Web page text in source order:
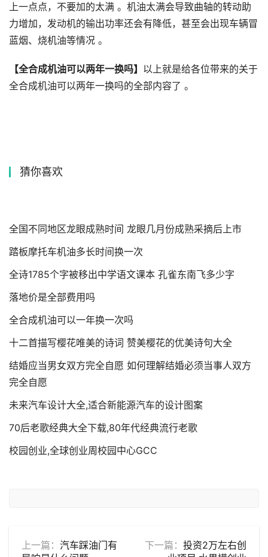
上一点点，不要加的太满 。机油太满会导致曲轴的转动助
力增加，发动机的输出功率还会有降低，甚至会出现车辆冒
蓝烟、烧机油等情况 。
【全合成机油可以两年一换吗】 以上就是给各位带来的关于
全合成机油可以两年一换吗的全部内容了 。
猜你喜欢
全国不同地区龙眼成熟时间 龙眼几月份成熟采摘后上市
踏板摩托车机油多长时间换一次
全诗1785个字被移出中学语文课本 孔雀东南飞多少字
落地价是全部费用吗
全合成机油可以一年换一次吗
十二首描写樱花唯美的诗词 赞美樱花的优美诗句大全
结婚应当男女双方完全自愿 如何理解结婚必须当事人双方
完全自愿
未来汽车设计大全,适合新能源汽车的设计图案
70后老歌经典大全下载,80年代经典流行老歌
校园创业,全球创业周校园中心GCC
上一篇： 汽车踩油门有
下一篇： 投资2万左右创